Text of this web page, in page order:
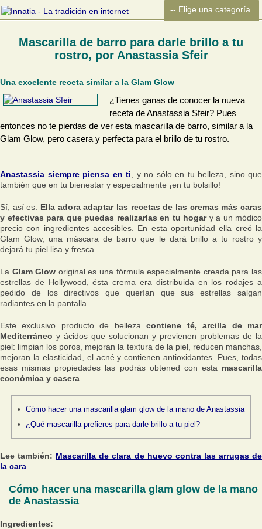
Mascarilla de barro para darle brillo a tu
rostro, por Anastassia Sfeir
Una excelente receta similar a la Glam Glow
¿Tienes ganas de conocer la nueva
receta de Anastassia Sfeir? Pues
entonces no te pierdas de ver esta mascarilla de barro, similar a la
Glam Glow, pero casera y perfecta para el brillo de tu rostro.
Anastassia siempre piensa en ti , y no sólo en tu belleza, sino que
también que en tu bienestar y especialmente ¡en tu bolsillo!
Sí, así es. Ella adora adaptar las recetas de las cremas más caras
y efectivas para que puedas realizarlas en tu hogary a un módico
precio con ingredientes accesibles. En esta oportunidad ella creó la
Glam Glow, una máscara de barro que le dará brillo a tu rostro y
dejará tu piel lisa y fresca.
La Glam Glow original es una fórmula especialmente creada para las
estrellas de Hollywood, ésta crema era distribuida en los rodajes a
pedido de los directivos que querían que sus estrellas salgan
radiantes en la pantalla.
Este exclusivo producto de bellezacontiene té, arcilla de mar
Mediterráneo y ácidos que solucionan y previenen problemas de la
piel: limpian los poros, mejoran la textura de la piel, reducen manchas,
mejoran la elasticidad, el acné y contienen antioxidantes. Pues, todas
esas mismas propiedades las podrás obtened con esta mascarilla
económica y casera
Cómo hacer una mascarilla glam glow de la mano de Anastassia
¿Qué mascarilla prefieres para darle brillo a tu piel?
Lee también: Mascarilla de clara de huevo contra las arrugas de
la cara
Cómo hacer una mascarilla glam glow de la mano
de Anastassia
Ingredientes: